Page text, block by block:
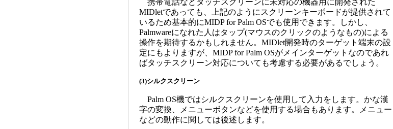
携帯電話などタッチスクリーンに未対応の機器用に開発された
MIDletであっても、上記のようにスクリーンキーボードが提供されて
いるため基本的にMIDP for Palm OSでも使用できます。しかし、
Palmwareになれた人はタップ(マウスのクリックのようなもの)による
操作を期待するかもしれません。MIDlet開発時のターゲット端末の設
定にもよりますが、MIDP for Palm OSがメインターゲットなのであれ
ばタッチスクリーン対応についても考慮する必要があるでしょう。
(3)シルクスクリーン
Palm OS機ではシルクスクリーンを使用して入力をします。かな漢
字の変換、メニューボタンなどを使用する場合もあります。メニュー
などの動作に関しては後述します。